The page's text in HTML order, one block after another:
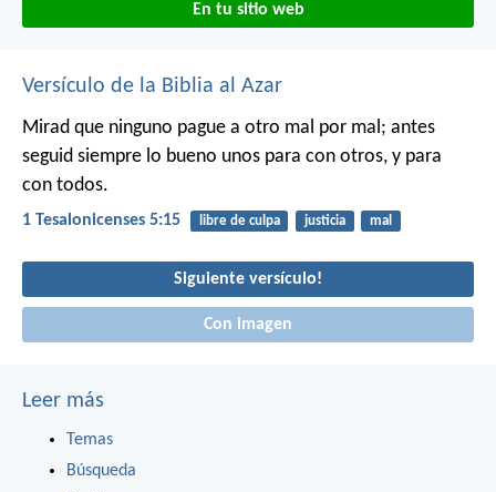
En tu sitio web
Versículo de la Biblia al Azar
Mirad que ninguno pague a otro mal por mal; antes
seguid siempre lo bueno unos para con otros, y para
con todos.
1 Tesalonicenses 5:15 libre de culpa justicia mal
Siguiente versículo!
Con imagen
Leer más
Temas
Búsqueda